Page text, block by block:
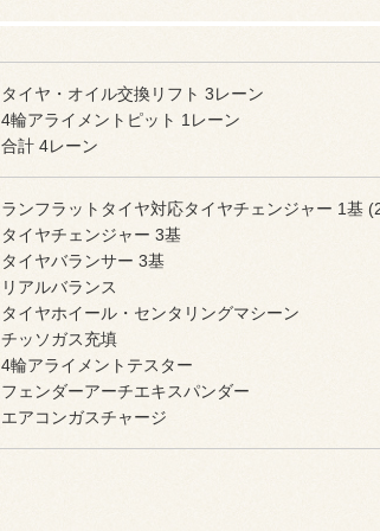
タイヤ・オイル交換リフト 3レーン
4輪アライメントピット 1レーン
合計 4レーン
ランフラットタイヤ対応タイヤチェンジャー 1基
タイヤチェンジャー 3基
タイヤバランサー 3基
リアルバランス
タイヤホイール・センタリングマシーン
チッソガス充填
4輪アライメントテスター
フェンダーアーチエキスパンダー
エアコンガスチャージ